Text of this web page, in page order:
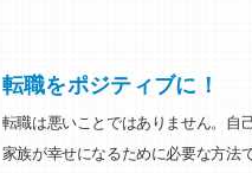
転職をポジティブに！
転職は悪いことではありません。自
家族が幸せになるために必要な方法